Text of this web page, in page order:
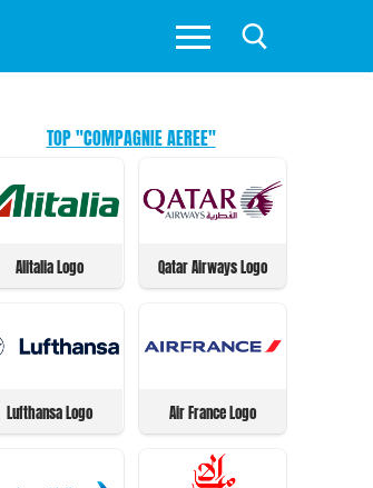
TOP "COMPAGNIE AEREE"
Alitalia Logo Qatar Airways Logo
Lufthansa Logo Air France Logo